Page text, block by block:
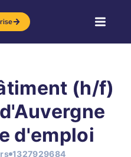
(h/f)
d'emploi
1327929684